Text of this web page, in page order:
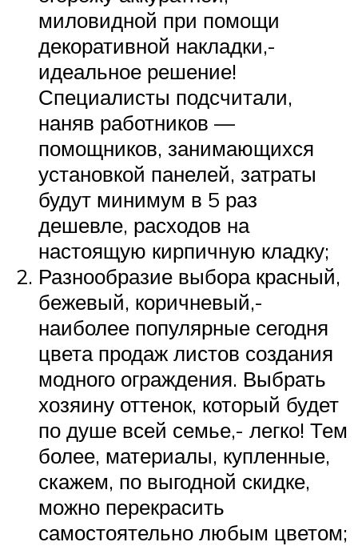
миловидной при помощи
декоративной накладки,-
идеальное решение!
Специалисты подсчитали,
наняв работников —
помощников, занимающихся
установкой панелей, затраты
будут минимум в 5 раз
дешевле, расходов на
настоящую кирпичную кладку;
Разнообразие выбора красный,
бежевый, коричневый,-
наиболее популярные сегодня
цвета продаж листов создания
модного ограждения. Выбрать
хозяину оттенок, который будет
по душе всей семье,- легко! Тем
более, материалы, купленные,
скажем, по выгодной скидке,
можно перекрасить
самостоятельно любым цветом;